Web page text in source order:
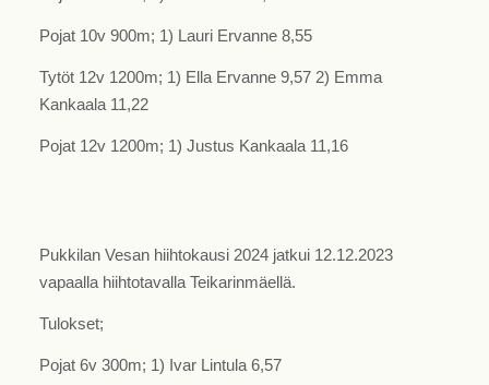
Pojat 10v 900m; 1) Lauri Ervanne 8,55
Tytöt 12v 1200m; 1) Ella Ervanne 9,57 2) Emma
Kankaala 11,22
Pojat 12v 1200m; 1) Justus Kankaala 11,16
Pukkilan Vesan hiihtokausi 2024 jatkui 12.12.2023
vapaalla hiihtotavalla Teikarinmäellä.
Tulokset;
Pojat 6v 300m; 1) Ivar Lintula 6,57